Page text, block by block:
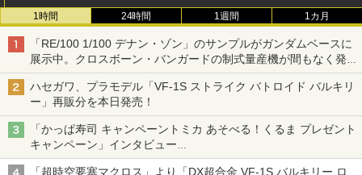
1時間 24時間 1週間 1カ月
「RE/100 1/100 デナン・ゾン」のサンプルがガンダムベースに
展示中。クロスボーン・バンガードの制式量産機が間もなく発送
【ガンダムベース撮り下ろし】
ハセガワ、プラモデル「VF-1S ストライク バトロイド バルキリ
ー」再販分を本日発売！
「かっぱ寿司 キャンペーントミカ あそべる！くるま プレゼント
キャンペーン」インタビュー
子どもが楽しめるかっぱ寿司ならではの体験とコラボの楽しさを
「超時空要塞マクロス」より「DX超合金 VF-1S バルキリー ロ